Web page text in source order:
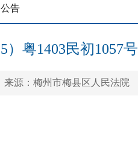
告
）粤1403民初1057号
来源：梅州市梅县区人民法院